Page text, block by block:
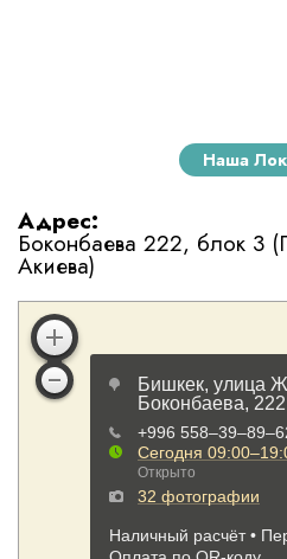
Наша
Адрес:
Боконбаева 222, блок 3
Акиева)